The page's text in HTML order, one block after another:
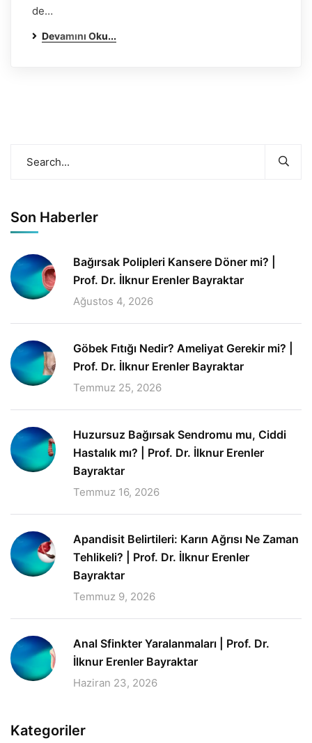
de…
Devamını Oku...
Son Haberler
Bağırsak Polipleri Kansere Döner mi? |
Prof. Dr. İlknur Erenler Bayraktar
Ağustos 4, 2026
Göbek Fıtığı Nedir? Ameliyat Gerekir mi? |
Prof. Dr. İlknur Erenler Bayraktar
Temmuz 25, 2026
Huzursuz Bağırsak Sendromu mu, Ciddi
Hastalık mı? | Prof. Dr. İlknur Erenler
Bayraktar
Temmuz 16, 2026
Apandisit Belirtileri: Karın Ağrısı Ne Zaman
Tehlikeli? | Prof. Dr. İlknur Erenler
Bayraktar
Temmuz 9, 2026
Anal Sfinkter Yaralanmaları | Prof. Dr.
İlknur Erenler Bayraktar
Haziran 23, 2026
Kategoriler